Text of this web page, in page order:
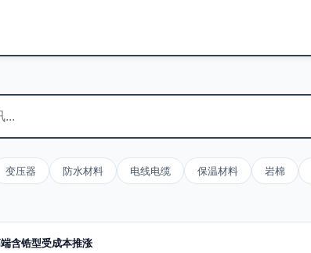
变压器 防水材料 电线电缆 保温材料 岩棉
含锆型受成本推涨